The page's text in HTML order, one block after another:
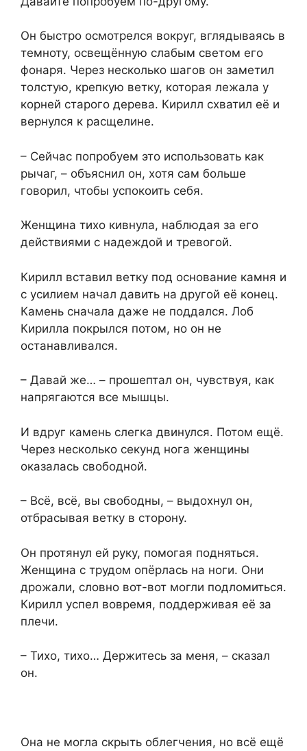
Он быстро осмотрелся вокруг, вглядываясь в
темноту, освещённую слабым светом его
фонаря. Через несколько шагов он заметил
толстую, крепкую ветку, которая лежала у
корней старого дерева. Кирилл схватил её и
вернулся к расщелине.
– Сейчас попробуем это использовать как
рычаг, – объяснил он, хотя сам больше
говорил, чтобы успокоить себя.
Женщина тихо кивнула, наблюдая за его
действиями с надеждой и тревогой.
Кирилл вставил ветку под основание камня и
с усилием начал давить на другой её конец.
Камень сначала даже не поддался. Лоб
Кирилла покрылся потом, но он не
останавливался.
– Давай же… – прошептал он, чувствуя, как
напрягаются все мышцы.
И вдруг камень слегка двинулся. Потом ещё.
Через несколько секунд нога женщины
оказалась свободной.
– Всё, всё, вы свободны, – выдохнул он,
отбрасывая ветку в сторону.
Он протянул ей руку, помогая подняться.
Женщина с трудом опёрлась на ноги. Они
дрожали, словно вот-вот могли подломиться.
Кирилл успел вовремя, поддерживая её за
плечи.
– Тихо, тихо… Держитесь за меня, – сказал
он.
Она не могла скрыть облегчения, но всё ещё